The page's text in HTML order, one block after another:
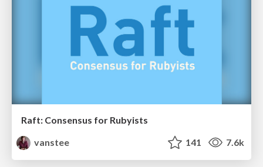
Raft: Consensus for Rubyists
vanstee
141 7.6k